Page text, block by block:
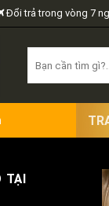
Đổi trả trong vòng 7
for:
TẠI